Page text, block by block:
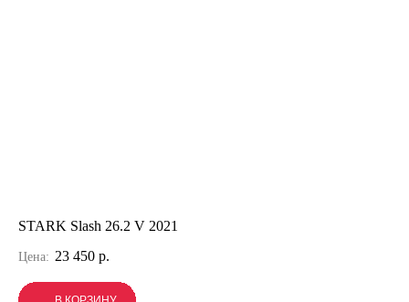
STARK Slash 26.2 V 2021
Цена: 23 450 р.